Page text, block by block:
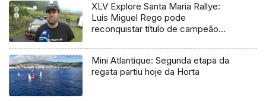
XLV Explore Santa Maria Rallye:
Luís Miguel Rego pode
reconquistar título de campeão
Mini Atlantique: Segunda etapa da
regata partiu hoje da Horta